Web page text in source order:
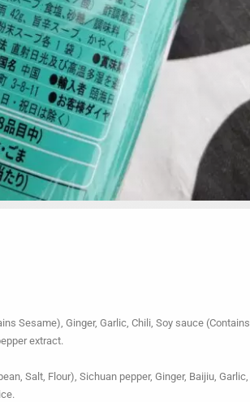
Sesame), Ginger, Garlic, Chili, Soy sauce (Contains
extract.
Salt, Flour), Sichuan pepper, Ginger, Baijiu, Garlic,